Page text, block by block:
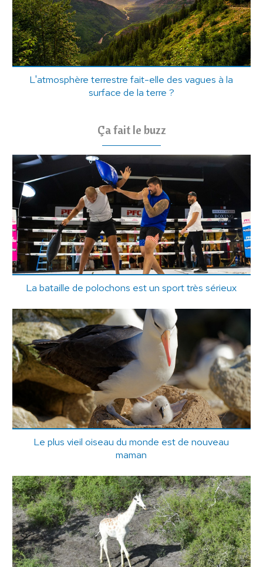
L'atmosphère terrestre fait-elle des vagues à la
surface de la terre ?
Ça fait le buzz
La bataille de polochons est un sport très sérieux
Le plus vieil oiseau du monde est de nouveau
maman